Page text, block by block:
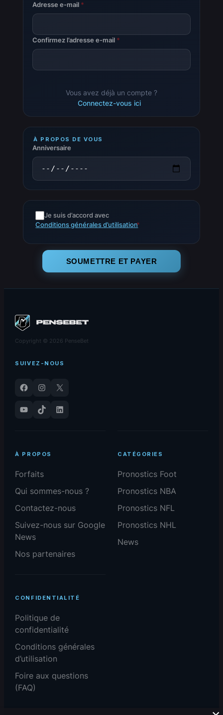
Adresse e-mail *
Confirmez l’adresse e-mail *
Vous avez déjà un compte ?
Connectez-vous ici
À PROPOS DE VOUS
Anniversaire
Je suis d’accord avec
Conditions générales d’utilisation*
Copyright © 2026 PenseBet
SUIVEZ-NOUS
Facebook Instagram
X
YouTube
TikTok LinkedIn
À PROPOS
Forfaits
Qui sommes-nous ?
Contactez-nous
Suivez-nous sur Google
News
Nos partenaires
CATÉGORIES
Pronostics Foot
Pronostics NBA
Pronostics NFL
Pronostics NHL
News
CONFIDENTIALITÉ
Politique de
confidentialité
Conditions générales
d’utilisation
Foire aux questions
(FAQ)